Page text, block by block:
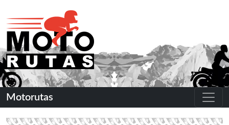
Motorutas